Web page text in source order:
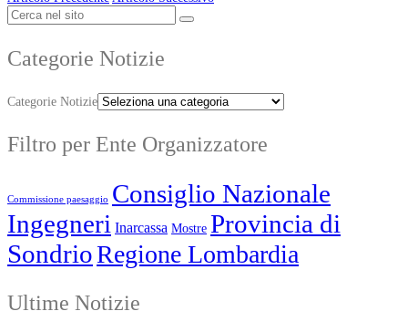
Categorie Notizie
Categorie Notizie
Filtro per Ente Organizzatore
Commissione paesaggio Consiglio Nazionale
Ingegneri Inarcassa Mostre Provincia di
SondrioRegione Lombardia
Ultime Notizie